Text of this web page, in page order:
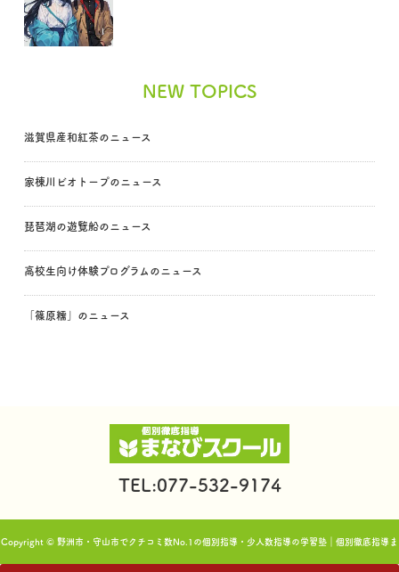
NEW TOPICS
滋賀県産和紅茶のニュース
家棟川ビオトープのニュース
琵琶湖の遊覧船のニュース
高校生向け体験プログラムのニュース
「篠原糯」のニュース
TEL:077-532-9174
Copyright © 野洲市・守山市でクチコミ数No.1の個別指導・少人数指導の学習塾｜個別徹底指導ま